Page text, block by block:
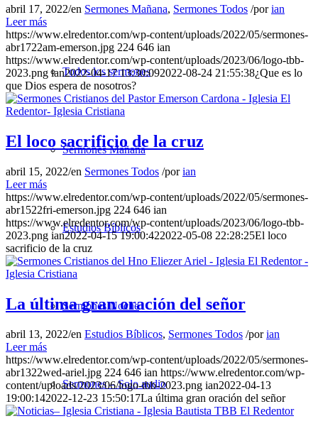
Todos los sermones
Sermones Mañana
Estudios Bíblicos
Sermones Noche
Sermones – Solo audio
abril 17, 2022/en Sermones Mañana, Sermones Todos /porian
Leer más
https://www.elredentor.com/wp-content/uploads/2022/05/sermones-
abr1722am-emerson.jpg 224 646 ian
https://www.elredentor.com/wp-content/uploads/2023/06/logo-tbb-
2023.png ian2022-04-17 13:30:092022-08-24 21:55:38¿Que es lo
que Dios espera de nosotros?
El loco sacrificio de la cruz
abril 15, 2022/en Sermones Todos /porian
Leer más
https://www.elredentor.com/wp-content/uploads/2022/05/sermones-
abr1522fri-emerson.jpg 224 646 ian
https://www.elredentor.com/wp-content/uploads/2023/06/logo-tbb-
2023.png ian2022-04-15 19:00:422022-05-08 22:28:25El loco
sacrificio de la cruz
La última gran oración del señor
abril 13, 2022/en Estudios Bíblicos, Sermones Todos /porian
Leer más
https://www.elredentor.com/wp-content/uploads/2022/05/sermones-
abr1322wed-ariel.jpg 224 646 ian https://www.elredentor.com/wp-
content/uploads/2023/06/logo-tbb-2023.png ian2022-04-13
19:00:142022-12-23 15:50:17La última gran oración del señor